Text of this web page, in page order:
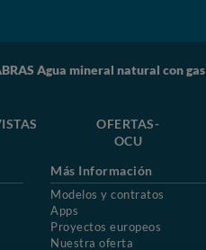
Agua mineral natural con gas
OFERTAS-
OCU
Más Información
Modelos y contratos
Apps
Proyectos europeos
Nuestra oferta